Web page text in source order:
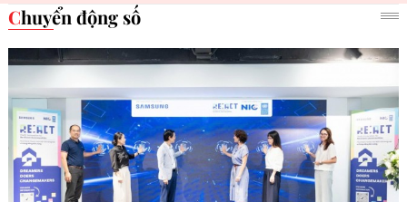
Chuyển động số